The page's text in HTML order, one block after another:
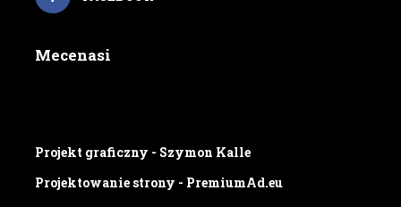
Mecenasi
Projekt graficzny - Szymon Kalle
Projektowanie strony - PremiumAd.eu